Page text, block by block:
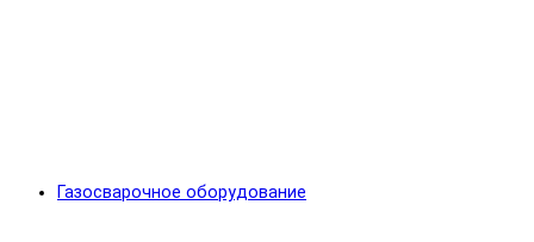
Газосварочное оборудование